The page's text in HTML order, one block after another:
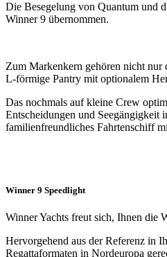
Die Besegelung von Quantum und
Winner 9 übernommen.
Zum Markenkern gehören nicht nur
L-förmige Pantry mit optionalem
Das nochmals auf kleine Crew
Entscheidungen und Seegängigkeit
familienfreundliches Fahrtenschiff
Winner 9 Speedlight
Winner Yachts freut sich, Ihnen die
Hervorgehend aus der Referenz in
Regattaformaten in Nordeuropa